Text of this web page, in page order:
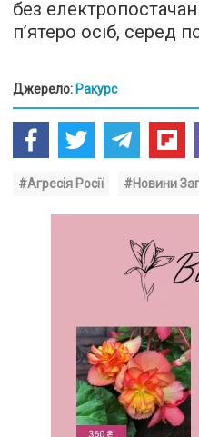
без
п’ятеро осіб, серед
Джерело: Ракурс
#Агресія Росії #Новини